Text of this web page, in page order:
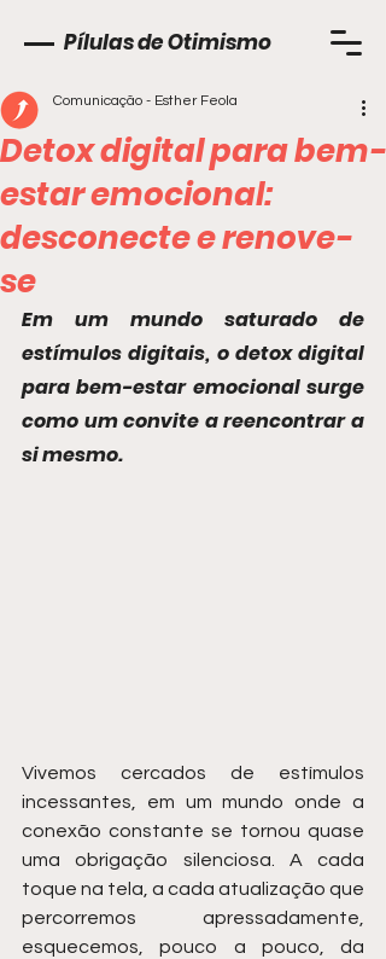
Pílulas de Otimismo
Detox digital para bem-
estar emocional:
desconecte e renove-
se
Comunicação - Esther Feola
Em um mundo saturado de
estímulos digitais, o detox digital
para bem-estar emocional surge
como um convite a reencontrar a
si mesmo.
Vivemos cercados de estímulos
incessantes, em um mundo onde a
conexão constante se tornou quase
uma obrigação silenciosa. A cada
toque na tela, a cada atualização que
percorremos apressadamente,
esquecemos, pouco a pouco, da